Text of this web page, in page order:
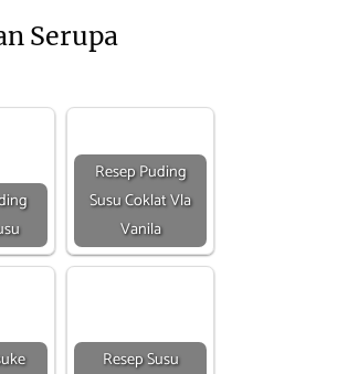
Serupa
Resep Puding
Susu Coklat Vla
Vanila
Resep Susu